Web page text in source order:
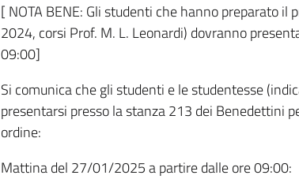
[ NOTA BENE: Gli studenti che hanno preparato
2024, corsi Prof. M. L. Leonardi) dovranno
09:00]
Si comunica che gli studenti e le studentesse
presentarsi presso la stanza 213 dei Benedettini
ordine:
Mattina del 27/01/2025 a partire dalle ore 09:00: